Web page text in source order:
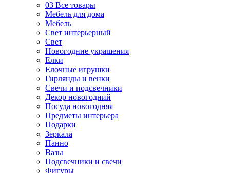
03 Все товары
Мебель для дома
Мебель
Свет интерьерный
Свет
Новогодние украшения
Елки
Елочные игрушки
Гирлянды и венки
Свечи и подсвечники
Декор новогодний
Посуда новогодняя
Предметы интерьера
Подарки
Зеркала
Панно
Вазы
Подсвечники и свечи
Фигуры